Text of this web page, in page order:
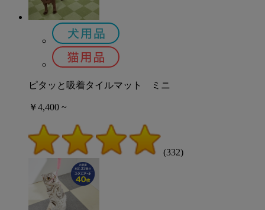
ピタッと吸着タイルマット ミニ
￥4,400 ~
(332)